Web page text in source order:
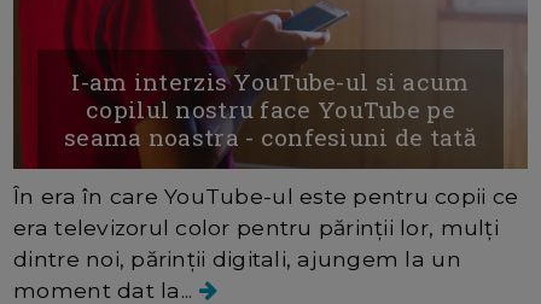
I-am interzis YouTube-ul si acum
copilul nostru face YouTube pe
seama noastra - confesiuni de tată
În era în care YouTube-ul este pentru copii ce
era televizorul color pentru părinții lor, mulți
dintre noi, părinții digitali, ajungem la un
moment dat la...